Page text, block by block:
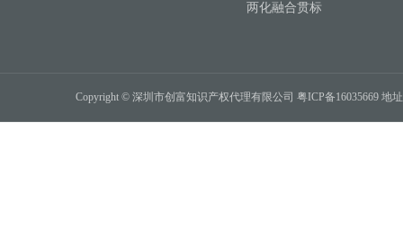
两化融合贯标
Copyright © 深圳市创富知识产权代理有限公司 粤ICP备16035669地址